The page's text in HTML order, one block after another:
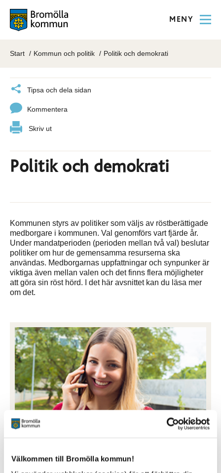
Välkommen till Bromölla kommun!
MENY
Start Kommun och politik Politik och demokrati
Tipsa och dela sidan
Kommentera
Skriv ut
Politik och demokrati
Kommunen styrs av politiker som väljs av röstberättigade
medborgare i kommunen. Val genomförs vart fjärde år.
Under mandatperioden (perioden mellan två val) beslutar
politiker om hur de gemensamma resurserna ska
användas. Medborgarnas uppfattningar och synpunker är
viktiga även mellan valen och det finns flera möjligheter
att göra sin röst hörd. I det här avsnittet kan du läsa mer
om det.
Sök din politiker